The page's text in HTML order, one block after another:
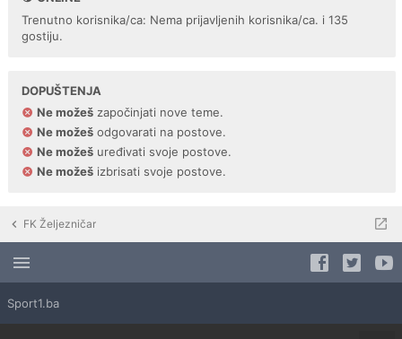
Trenutno korisnika/ca: Nema prijavljenih korisnika/ca. i 135
gostiju.
DOPUŠTENJA
Ne možeš započinjati nove teme.
Ne možeš odgovarati na postove.
Ne možeš uređivati svoje postove.
Ne možeš izbrisati svoje postove.
FK Željezničar
Sport1.ba